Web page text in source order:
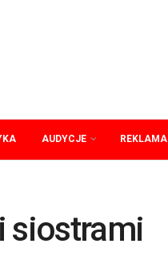
AUDYCJE REKLAMA
siostrami